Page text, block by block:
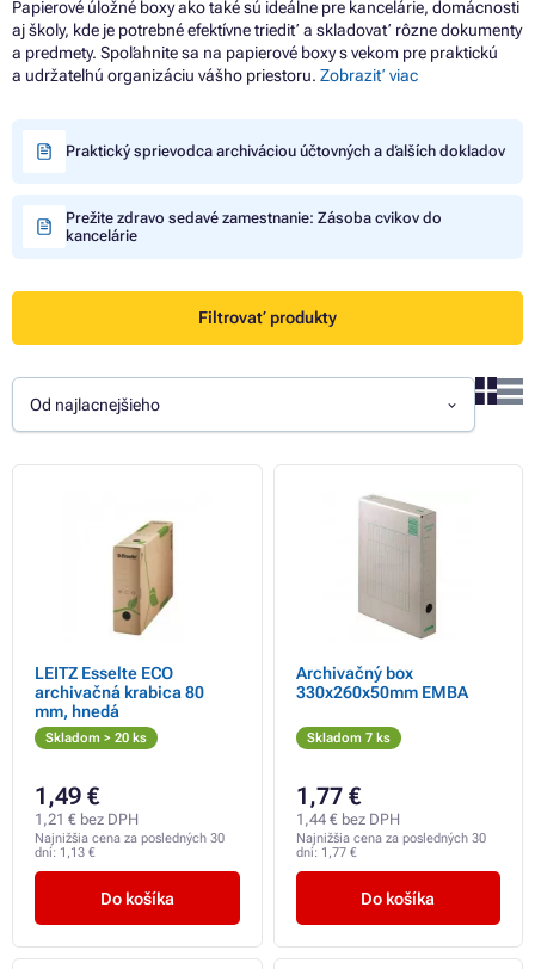
Papierové úložné boxy ako také sú ideálne pre kancelárie, domácnosti
aj školy, kde je potrebné efektívne triediť a skladovať rôzne dokumenty
a predmety. Spoľahnite sa na papierové boxy s vekom pre praktickú
a udržateľnú organizáciu vášho priestoru. Zobraziť viac
Praktický sprievodca archiváciou účtovných a ďalších dokladov
Prežite zdravo sedavé zamestnanie: Zásoba cvikov do
kancelárie
Filtrovať produkty
Od najlacnejšieho
LEITZ Esselte ECO
archivačná krabica 80
mm, hnedá
Skladom > 20 ks
1,49 €
1,21 € bez DPH
Najnižšia cena za posledných 30
dní: 1,13 €
Do košíka
Archivačný box
330x260x50mm EMBA
Skladom 7 ks
1,77 €
1,44 € bez DPH
Najnižšia cena za posledných 30
dní: 1,77 €
Do košíka